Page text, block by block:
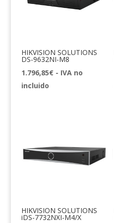
HIKVISION SOLUTIONS
DS-9632NI-M8
1.796,85€ - IVA no
incluido
HIKVISION SOLUTIONS
iDS-7732NXI-M4/X